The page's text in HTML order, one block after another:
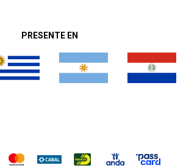
PRESENTE EN